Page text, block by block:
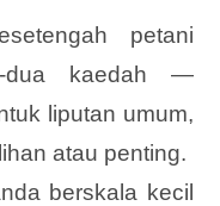
petani
dua kaedah —
liputan umum,
atau penting.
berskala kecil